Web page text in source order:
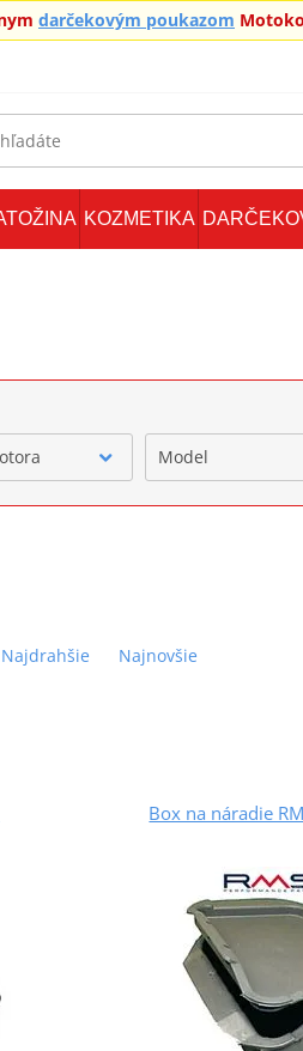
darčekovým poukazom
KOZMETIKA
Model
Najdrahšie Najnovšie
Box na náradie